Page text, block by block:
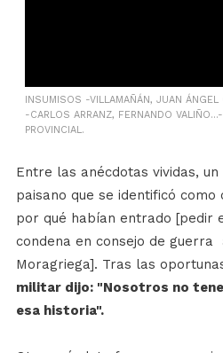
INSUMISOS -VILLAMAÑÁN, JUAN ÁNGEL
-CARLOS ARRANZ, FERNANDO
PROVINCIAL.
Entre las anécdotas vividas,
paisano que se identificó
por qué habían entrado [pedir
condena en consejo de guerra
Moragriega]. Tras las
militar dijo: "Nosotros no
esa historia".